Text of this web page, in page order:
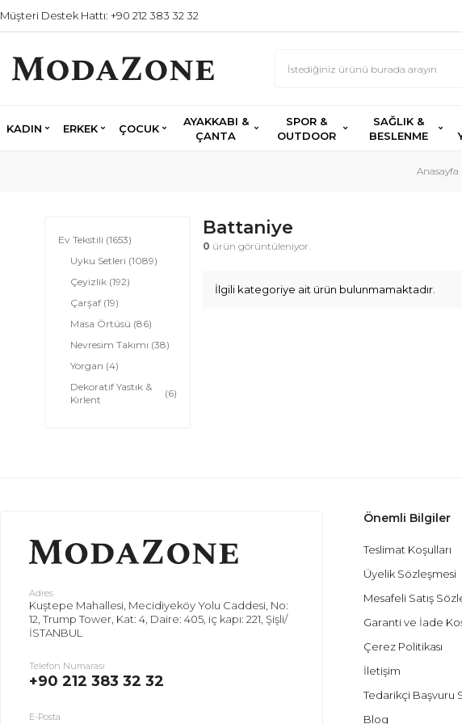
Müşteri Destek Hattı: +90 212 383 32 32
KADIN ERKEK ÇOCUK
AYAKKABI &
ÇANTA
SPOR &
OUTDOOR
SAĞLIK &
BESLENME
Anasayfa
Ev Tekstili (1653)
Uyku Setleri (1089)
Çeyizlik (192)
Çarşaf (19)
Masa Örtüsü (86)
Nevresim Takımı (38)
Yorgan (4)
Dekoratif Yastık &
Kırlent
(6)
Battaniye
0 ürün görüntüleniyor.
İlgili kategoriye ait ürün bulunmamaktadır.
Adres
Kuştepe Mahallesi, Mecidiyeköy Yolu Caddesi, No:
12, Trump Tower, Kat: 4, Daire: 405, iç kapı: 221, Şişli/
İSTANBUL
Telefon Numarası
+90 212 383 32 32
E-Posta
Önemli Bilgiler
Teslimat Koşulları
Üyelik Sözleşmesi
Mesafeli Satış
Garanti ve İade
Çerez Politikası
İletişim
Tedarikçi Başvuru
Blog